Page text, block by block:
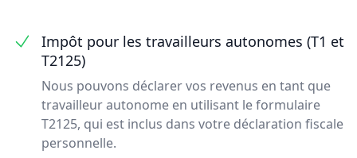
Impôt pour les travailleurs autonomes (T1 et
T2125)
Nous pouvons déclarer vos revenus en tant que
travailleur autonome en utilisant le formulaire
T2125, qui est inclus dans votre déclaration fiscale
personnelle.